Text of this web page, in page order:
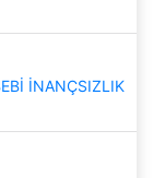
İNANÇSIZLIK